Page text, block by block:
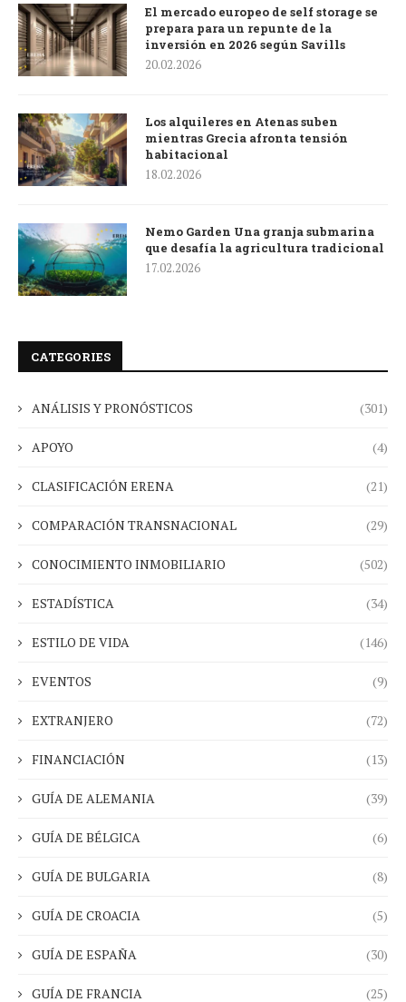
El mercado europeo de self storage se
prepara para un repunte de la
inversión en 2026 según Savills
20.02.2026
Los alquileres en Atenas suben
mientras Grecia afronta tensión
habitacional
18.02.2026
Nemo Garden Una granja submarina
que desafía la agricultura tradicional
17.02.2026
CATEGORIES
ANÁLISIS Y PRONÓSTICOS (301)
APOYO (4)
CLASIFICACIÓN ERENA (21)
COMPARACIÓN TRANSNACIONAL (29)
CONOCIMIENTO INMOBILIARIO (502)
ESTADÍSTICA (34)
ESTILO DE VIDA (146)
EVENTOS (9)
EXTRANJERO (72)
FINANCIACIÓN (13)
GUÍA DE ALEMANIA (39)
GUÍA DE BÉLGICA (6)
GUÍA DE BULGARIA (8)
GUÍA DE CROACIA (5)
GUÍA DE ESPAÑA (30)
GUÍA DE FRANCIA (25)